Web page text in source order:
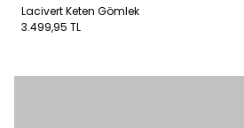
Lacivert Keten Gömlek
3.499,95 TL